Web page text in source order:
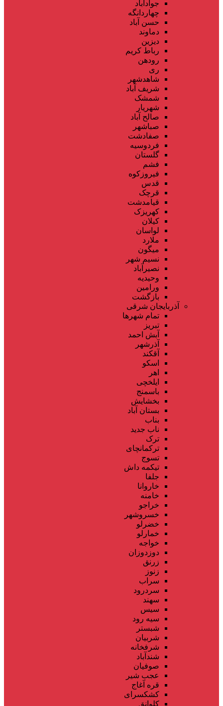
جوادآباد
چهاردانگه
حسن آباد
دماوند
دیزین
رباط کریم
رودهن
ری
شاهدشهر
شریف آباد
شمشک
شهریار
صالح آباد
صباشهر
صفادشت
فردوسیه
گلستان
فشم
فیروزکوه
قدس
قرچک
قیامدشت
کهریزک
کیلان
لواسان
ملارد
میگون
نسیم شهر
نصیرآباد
وحیدیه
ورامین
بازگشت
آذربایجان شرقی
تمام شهر‌ها
تبریز
آبش احمد
آذرشهر
آقکند
اسکو
اهر
ایلخچی
باسمنج
بخشایش
بستان آباد
بناب
ناب جدید
ترک
ترکمانچای
تسوج
تیکمه داش
جلفا
خاروانا
خامنه
خراجو
خسروشهر
خضرلو
خمارلو
خواجه
دوزدوزان
زرنق
زنوز
سراب
سردرود
سهند
سیس
سیه رود
شبستر
شربیان
شرفخانه
شندآباد
صوفیان
عجب شیر
قره آغاج
کشکسرای
کلوانق